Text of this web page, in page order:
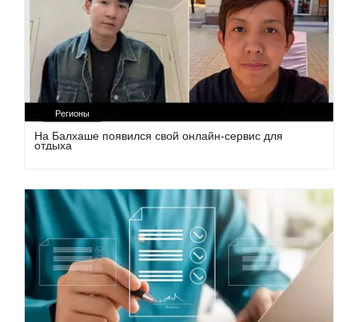
Регионы
На Балхаше появился свой онлайн-сервис для
отдыха